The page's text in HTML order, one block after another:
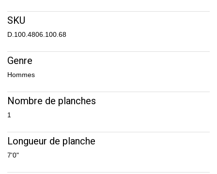
SKU
D.100.4806.100.68
Genre
Hommes
Nombre de planches
1
Longueur de planche
7'0"